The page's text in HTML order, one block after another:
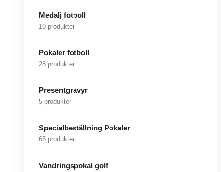
Medalj fotboll
19 produkter
Pokaler fotboll
28 produkter
Presentgravyr
5 produkter
Specialbeställning Pokaler
65 produkter
Vandringspokal golf